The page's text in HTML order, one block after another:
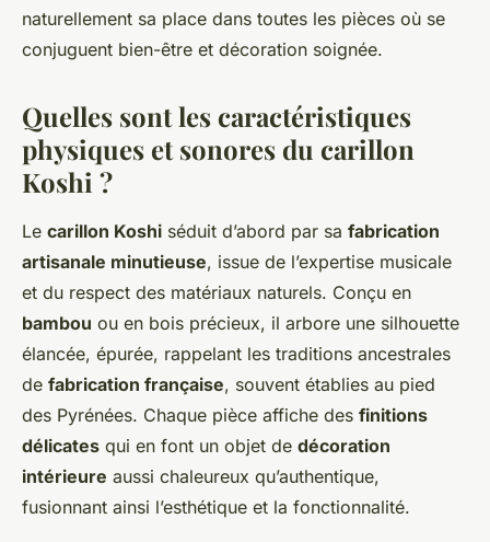
naturellement sa place dans toutes les pièces où se
conjuguent bien-être et décoration soignée.
Quelles sont les caractéristiques
physiques et sonores du carillon
Koshi ?
Le carillon Koshi séduit d’abord par sa fabrication
artisanale minutieuse, issue de l’expertise musicale
et du respect des matériaux naturels. Conçu en
bambou ou en bois précieux, il arbore une silhouette
élancée, épurée, rappelant les traditions ancestrales
de fabrication française, souvent établies au pied
des Pyrénées. Chaque pièce affiche des finitions
délicates qui en font un objet de décoration
intérieure aussi chaleureux qu’authentique,
fusionnant ainsi l’esthétique et la fonctionnalité.